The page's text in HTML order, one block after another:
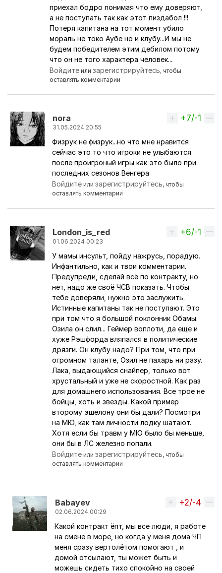
приехал бодро понимая что ему доверяют,
а не поступать так как этот пиздабол !!!
Потеря капитана на тот момент убило
мораль не токо Аубе но и клубу...И мы не
будем победителем этим дебилом потому
что он не того характера человек...
Войдите илизарегистрируйтесь, чтобы
оставлять комментарии
nora
31.05.2024 20:55
Ответ на комментарий пользователяBabayev
Вверх
+7/-1
Физрук не физрук...но что мне нравится
сейчас это то что игроки не улыбаются
после проигроный игры как это было при
последних сезонов Венгера
Войдите илизарегистрируйтесь, чтобы
оставлять комментарии
London_is_red
01.06.2024 00:23
Ответ на комментарий пользователяBabayev
Вверх
+6/-1
У мамы инсульт, пойду нажрусь, порадую.
Инфантильно, как и твои комментарии.
Предупреди, сделай всё по контракту, но
нет, надо же своё ЧСВ показать. Чтобы
тебе доверяли, нужно это заслужить.
Истинные капитаны так не поступают. Это
при том что я большой поклонник Обамы.
Озила он слил... Геймер воплоти, да еще и
хуже Рэшфорда вляпался в политические
дрязги. Он клубу надо? При том, что при
огромном таланте, Озил не пахарь ни разу.
Лака, выдающийся снайпер, только вот
хрустальный и уже не скоростной. Как раз
для домашнего использования. Все трое не
бойцы, хоть и звезды. Какой пример
второму эшелону они бы дали? Посмотри
на МЮ, как там личности лодку шатают.
Хотя если бы травм у МЮ было бы меньше,
они бы в ЛС железно попали.
Войдите илизарегистрируйтесь, чтобы
оставлять комментарии
Babayev
02.06.2024 00:29
Ответ на комментарий пользователя
Вверх
+2/-4
Какой контракт ёпт, мы все люди, я работе
на смене в море, но когда у меня дома ЧП
меня сразу вертолётом помогают , и
домой отсылают, ты может быть и
можешь сидеть тихо спокойно на своей